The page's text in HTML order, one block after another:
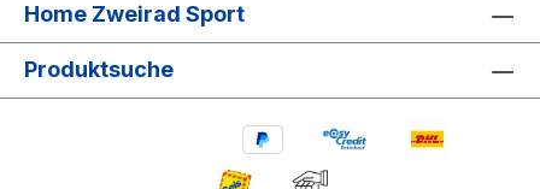
Home Zweirad Sport
Produktsuche